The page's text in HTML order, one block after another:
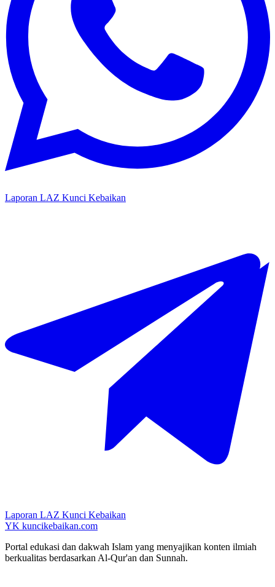
Laporan LAZ Kunci Kebaikan
Laporan LAZ Kunci Kebaikan
YK kuncikebaikan.com
Portal edukasi dan dakwah Islam yang menyajikan konten ilmiah
berkualitas berdasarkan Al-Qur'an dan Sunnah.